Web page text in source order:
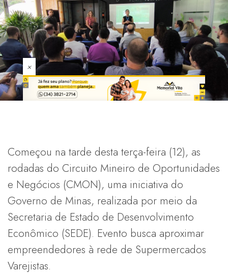
×
Começou na tarde desta terça-feira (12), as
rodadas do Circuito Mineiro de Oportunidades
e Negócios (CMON), uma iniciativa do
Governo de Minas, realizada por meio da
Secretaria de Estado de Desenvolvimento
Econômico (SEDE). Evento busca aproximar
empreendedores à rede de Supermercados
Varejistas.